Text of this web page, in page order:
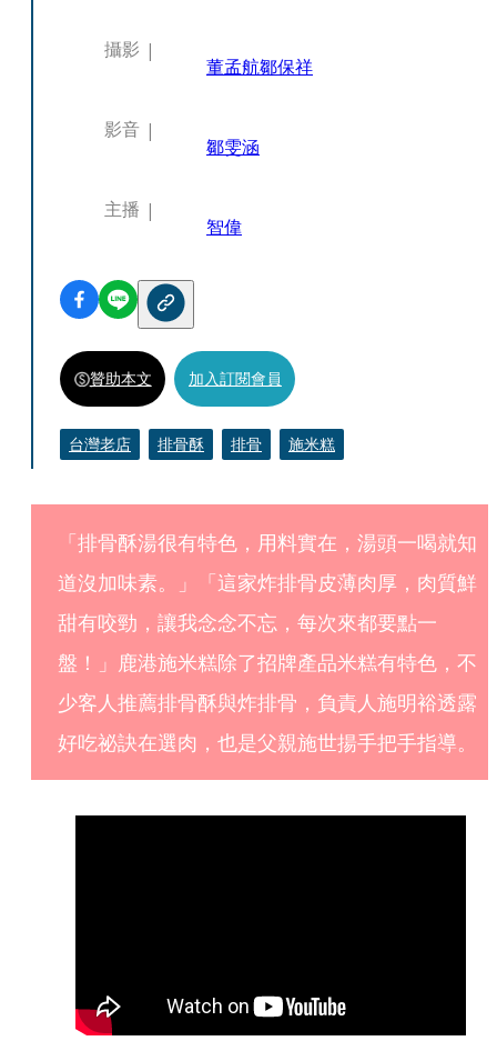
攝影
董孟航鄒保祥
影音
鄒雯涵
主播
智偉
贊助本文 加入訂閱會員
台灣老店 排骨酥 排骨 施米糕
「排骨酥湯很有特色，用料實在，湯頭一喝就知
道沒加味素。」「這家炸排骨皮薄肉厚，肉質鮮
甜有咬勁，讓我念念不忘，每次來都要點一
盤！」鹿港施米糕除了招牌產品米糕有特色，不
少客人推薦排骨酥與炸排骨，負責人施明裕透露
好吃祕訣在選肉，也是父親施世揚手把手指導。